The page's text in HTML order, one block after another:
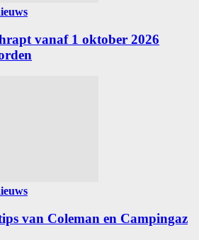
vanaf 1 oktober 2026
van Coleman en Campingaz